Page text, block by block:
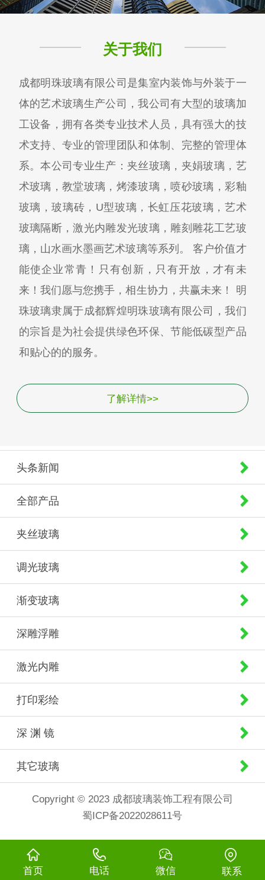
关于我们
成都明珠玻璃有限公司是集室内装饰与外装于一
体的艺术玻璃生产公司，我公司有大型的玻璃加
工设备，拥有各类专业技术人员，具有强大的技
术支持、专业的管理团队和体制、完整的管理体
系。本公司专业生产：夹丝玻璃，夹娟玻璃，艺
术玻璃，教堂玻璃，烤漆玻璃，喷砂玻璃，彩釉
玻璃，玻璃砖，U型玻璃，长虹压花玻璃，艺术
玻璃隔断，激光内雕发光玻璃，雕刻雕花工艺玻
璃，山水画水墨画艺术玻璃等系列。 客户价值才
能使企业常青！只有创新，只有开放，才有未
来！我们愿与您携手，相生协力，共赢未来！ 明
珠玻璃隶属于成都辉煌明珠玻璃有限公司，我们
的宗旨是为社会提供绿色环保、节能低碳型产品
和贴心的的服务。
了解详情>>
头条新闻
全部产品
夹丝玻璃
调光玻璃
渐变玻璃
深雕浮雕
激光内雕
打印彩绘
深 渊 镜
其它玻璃
Copyright © 2023 成都玻璃装饰工程有限公司
蜀ICP备2022028611号
首页 电话 微信 联系